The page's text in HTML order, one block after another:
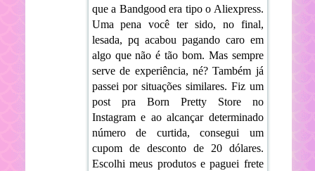
que a Bandgood era tipo o Aliexpress.
Uma pena você ter sido, no final,
lesada, pq acabou pagando caro em
algo que não é tão bom. Mas sempre
serve de experiência, né? Também já
passei por situações similares. Fiz um
post pra Born Pretty Store no
Instagram e ao alcançar determinado
número de curtida, consegui um
cupom de desconto de 20 dólares.
Escolhi meus produtos e paguei frete